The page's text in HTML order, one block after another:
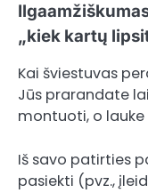
„kiek kartų
Kai šviestuvas
Jūs prarandate
montuoti, o
Iš savo patirties
pasiekti (pvz.,